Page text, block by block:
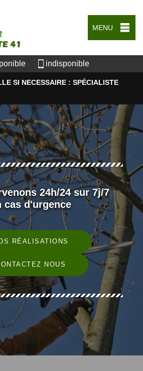
MENU
indisponible
SI NECESSAIRE : SPÉCIALISTE
24h/24 sur 7j/7
cas d'urgence
RÉALISATIONS
NOUS